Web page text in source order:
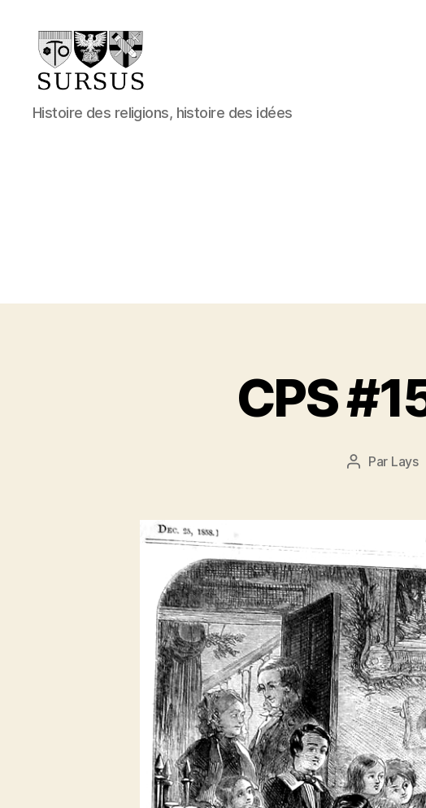
Sursus
Histoire des religions, histoire des idées
CPS
Auteur
Par Lays